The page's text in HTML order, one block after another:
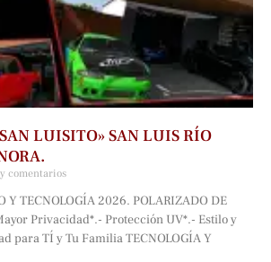
LUISITO» SAN LUIS RÍO
comentarios
Y TECNOLOGÍA 2026. POLARIZADO DE
Privacidad*.- Protección UV*.- Estilo y
para TÍ y Tu Familia TECNOLOGÍA Y